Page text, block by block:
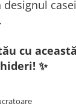
cu
✨